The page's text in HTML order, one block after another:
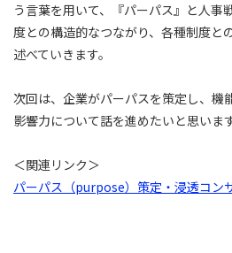
う言葉を用いて、『パーパス』と人事
度との構造的なつながり、各種制度と
述べていきます。
次回は、企業がパーパスを策定し、機
影響力について話を進めたいと思います
＜関連リンク＞
パーパス（purpose）策定・浸透コン